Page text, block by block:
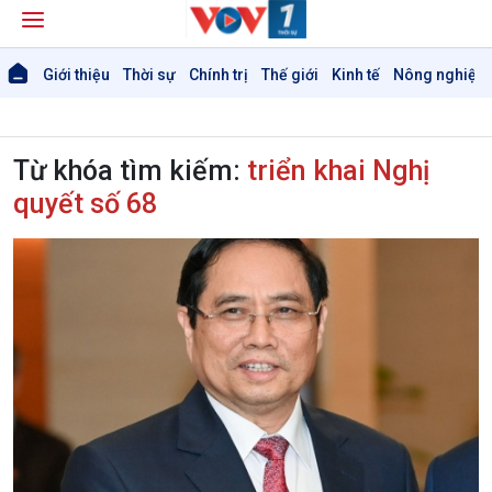
Giới thiệu Thời sự Chính trị Thế giới Kinh tế Nông nghiệp
Thời sự 6h
Thời sự 12h
Thời sự 18h
Thời sự 21h30
Bản tin
Chuyên mục
Theo dòng Thời sự
Chính trị
Thế giới
Từ khóa tìm kiếm: triển khai Nghị
quyết số 68